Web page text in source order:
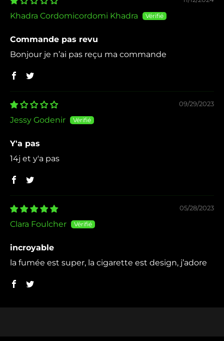
Khadra Cordomicordomi Khadra
Commande pas revu
Bonjour je n’ai pas reçu ma commande
09/29/2023
Jessy Godenir
Y'a pas
14j et y'a pas
05/28/2023
Clara Foulcher
incroyable
la fumée est super, la cigarette est design, j’adore